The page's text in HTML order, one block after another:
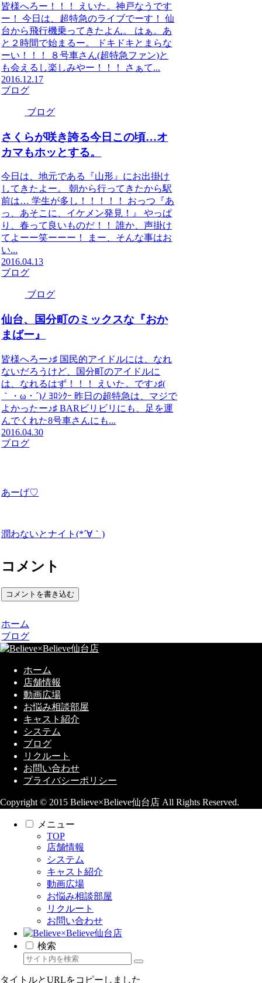
皆様へろー！！！ えいた。神戸なうです
ー！ 今日は、超特急のライブでーす！ 仙
台から飛行機乗ってきたよん。 はぁ。あ
と２時間で始まるー。 ドキドキとまらな
ーい！！！ ８号車さん(超特急ファン)と
も会えるし楽しみやー！！！ さぁて...
2016.12.17
ブログ
ブログ
さくらが咲き誇る今日この頃…オ
カマもホッとする。
今日は、地元である『山形』にお出掛け
してきたよー。 朝から行ってきたから駅
前は… 学生が多し！！！！！ おっつ『あ
っ、あそこに、イケメン発見！』 やっぱ
り、春って良いものだ！！ 誰か、声掛け
てよーー笑ーーー！ まー、そんな事はお
い...
2016.04.13
ブログ
ブログ
仙台、国分町のミックスな『おか
まばー』
皆様へろー♪♯ 国民的アイドルには、なれ
ないだろうけど、国分町のアイドルに
は、なれるはず！！！ えいた。です♪♯(
｀・ω・´)ﾉ ﾖﾛｼｸｰ 昨日の超特急は、マジで
よかったー♪♯ BARビリビリにも、足を運
んでくれた8号車さんにも...
2016.04.30
ブログ
あーげ♡
潤わないとナイト(*´∀｀)
コメント
コメントを書き込む
ホーム
ブログ
ホーム
店舗情報
動画広場
お悩み相談部屋
キャスト紹介
システム
ブログ
リクルート
お問い合わせ
プライバシーポリシー
Copyright © 2015 Believe×Believe仙台店 All Rights Reserved.
メニュー
TOP
店舗情報
システム
キャスト紹介
動画広場
お悩み相談部屋
リクルート
お問い合わせ
検索
タイトルとURLをコピーしました